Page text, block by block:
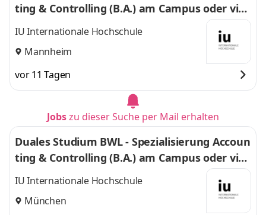
ting & Controlling (B.A.) am Campus oder virt
uell
IU Internationale Hochschule
Mannheim
vor 11 Tagen
Jobszu dieser Suche per Mail erhalten
Duales Studium BWL - Spezialisierung Accoun
ting & Controlling (B.A.) am Campus oder virt
uell
IU Internationale Hochschule
München